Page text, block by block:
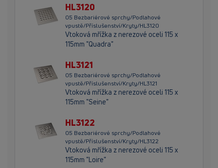
HL3120
05 Bezbariérové sprchy/Podlahové
vpustě/Příslušenství/Kryty/HL3120
Vtoková mřížka z nerezové oceli 115 x
115mm "Quadra"
HL3121
05 Bezbariérové sprchy/Podlahové
vpustě/Příslušenství/Kryty/HL3121
Vtoková mřížka z nerezové oceli 115 x
115mm "Seine"
HL3122
05 Bezbariérové sprchy/Podlahové
vpustě/Příslušenství/Kryty/HL3122
Vtoková mřížka z nerezové oceli 115 x
115mm "Loire"